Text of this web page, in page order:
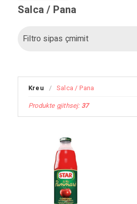
Salca / Pana
Filtro sipas çmimit
Kreu / Salca / Pana
Produkte gjithsej: 37